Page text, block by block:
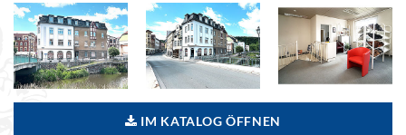
IM KATALOG ÖFFNEN